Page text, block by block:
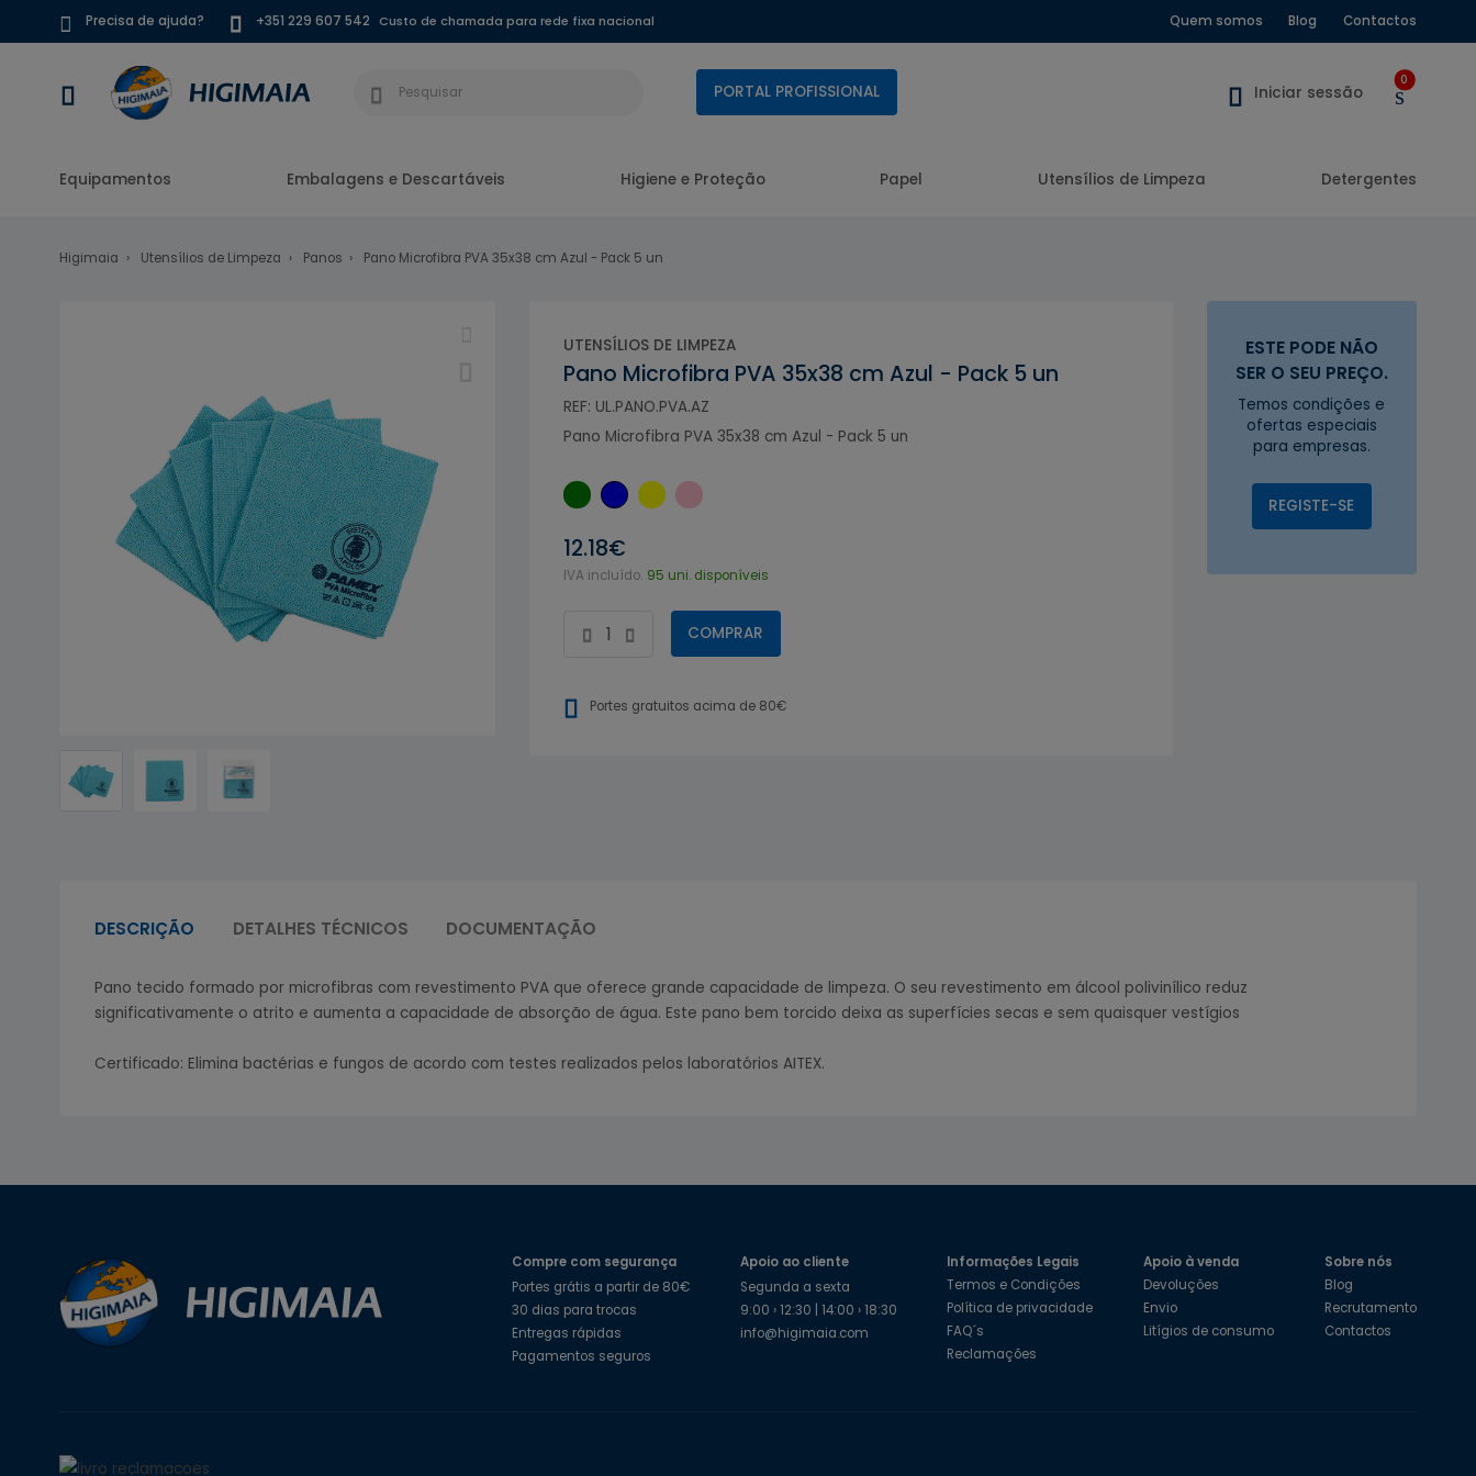
Precisa de ajuda? +351 229 607 542 Custo de chamada para rede fixa nacional Quem somos Blog Contactos
PORTAL PROFISSIONAL Iniciar sessão
0
Equipamentos Embalagens e Descartáveis Higiene e Proteção Papel Utensílios de Limpeza Detergentes
Higimaia Utensílios de Limpeza Panos Pano Microfibra PVA 35x38 cm Azul - Pack 5 un
UTENSÍLIOS DE LIMPEZA
Pano Microfibra PVA 35x38 cm Azul - Pack 5 un
REF: UL.PANO.PVA.AZ
Pano Microfibra PVA 35x38 cm Azul - Pack 5 un
12.18€
IVA incluído. 95 uni. disponíveis
COMPRAR
Portes gratuitos acima de 80€
ESTE PODE NÃO
SER O SEU PREÇO.
Temos condições e
ofertas especiais
para empresas.
REGISTE-SE
DESCRIÇÃO DETALHES TÉCNICOS DOCUMENTAÇÃO
Pano tecido formado por microfibras com revestimento PVA que oferece grande capacidade de limpeza. O seu revestimento em álcool polivinílico reduz
significativamente o atrito e aumenta a capacidade de absorção de água. Este pano bem torcido deixa as superfícies secas e sem quaisquer vestígios
Certificado: Elimina bactérias e fungos de acordo com testes realizados pelos laboratórios AITEX.
Compre com segurança
Portes grátis a partir de 80€
30 dias para trocas
Entregas rápidas
Pagamentos seguros
Apoio ao cliente
Segunda a sexta
9:00 › 12:30 | 14:00 › 18:30
info@higimaia.com
Informações Legais
Termos e Condições
Política de privacidade
FAQ´s
Reclamações
Apoio à venda
Devoluções
Envio
Litígios de consumo
Sobre nós
Blog
Recrutamento
Contactos